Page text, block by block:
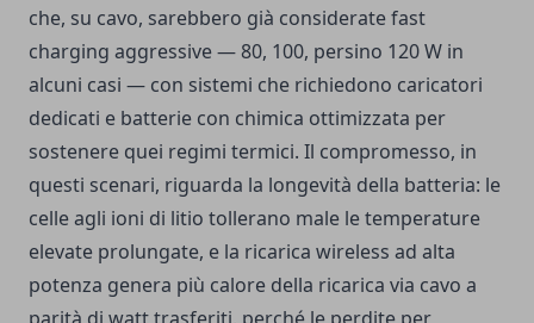
che, su cavo, sarebbero già considerate fast
charging aggressive — 80, 100, persino 120 W in
alcuni casi — con sistemi che richiedono caricatori
dedicati e batterie con chimica ottimizzata per
sostenere quei regimi termici. Il compromesso, in
questi scenari, riguarda la longevità della batteria: le
celle agli ioni di litio tollerano male le temperature
elevate prolungate, e la ricarica wireless ad alta
potenza genera più calore della ricarica via cavo a